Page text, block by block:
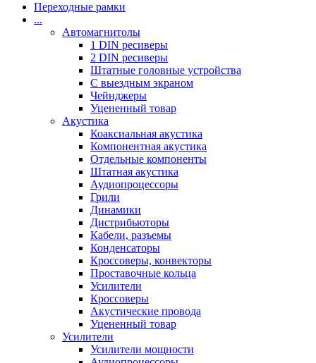
Переходные рамки
...
Автомагнитолы
1 DIN ресиверы
2 DIN ресиверы
Штатные головные устройства
С выездным экраном
Чейнджеры
Уцененный товар
Акустика
Коаксиальная акустика
Компонентная акустика
Отдельные компоненты
Штатная акустика
Аудиопроцессоры
Грили
Динамики
Дистрибьюторы
Кабели, разъемы
Конденсаторы
Кроссоверы, конвекторы
Проставочные кольца
Усилители
Кроссоверы
Акустические провода
Уцененный товар
Усилители
Усилители мощности